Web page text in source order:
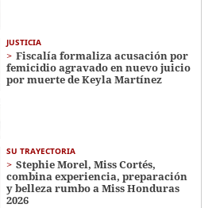
JUSTICIA
Fiscalía formaliza acusación por
femicidio agravado en nuevo juicio
por muerte de Keyla Martínez
SU TRAYECTORIA
Stephie Morel, Miss Cortés,
combina experiencia, preparación
y belleza rumbo a Miss Honduras
2026